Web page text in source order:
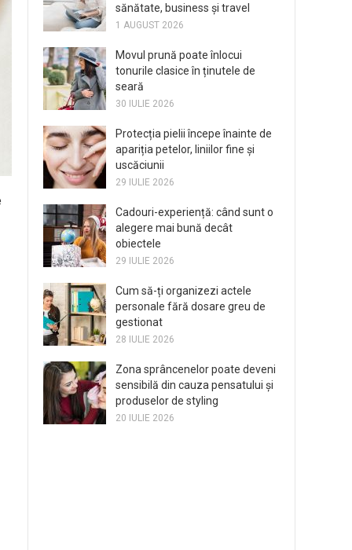
sănătate, business și travel
1 AUGUST 2026
Movul prună poate înlocui
tonurile clasice în ținutele de
seară
30 IULIE 2026
Protecția pielii începe înainte de
apariția petelor, liniilor fine și
uscăciunii
29 IULIE 2026
Cadouri-experiență: când sunt o
alegere mai bună decât
obiectele
29 IULIE 2026
Cum să-ți organizezi actele
personale fără dosare greu de
gestionat
28 IULIE 2026
Zona sprâncenelor poate deveni
sensibilă din cauza pensatului și
produselor de styling
20 IULIE 2026